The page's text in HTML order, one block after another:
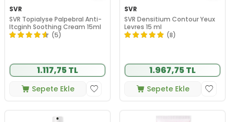
SVR
SVR Topialyse Palpebral Anti-
Itcginh Soothing Cream 15ml
(5)
1.117,75 TL
Sepete Ekle
SVR
SVR Densitium Contour Yeux
Levres 15 ml
(8)
1.967,75 TL
Sepete Ekle